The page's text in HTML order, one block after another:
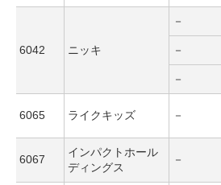
6042 ニッキ
－
－
－
6065 ライクキッズ －
6067
インパクトホール
ディングス
－